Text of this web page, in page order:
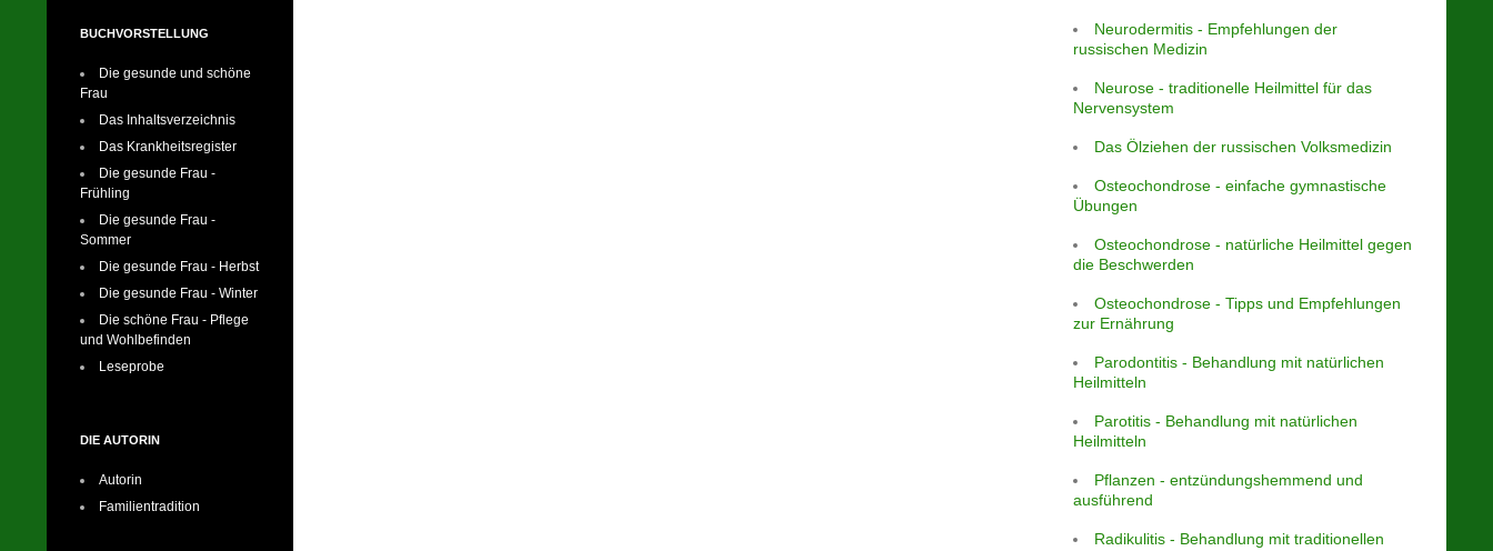
Neurodermitis - Empfehlungen der
russischen Medizin
Neurose - traditionelle Heilmittel für das
Nervensystem
Das Ölziehen der russischen Volksmedizin
Osteochondrose - einfache gymnastische
Übungen
Osteochondrose - natürliche Heilmittel gegen
die Beschwerden
Osteochondrose - Tipps und Empfehlungen
zur Ernährung
Parodontitis - Behandlung mit natürlichen
Heilmitteln
Parotitis - Behandlung mit natürlichen
Heilmitteln
Pflanzen - entzündungshemmend und
ausführend
Radikulitis - Behandlung mit traditionellen
BUCHVORSTELLUNG
Die gesunde und schöne
Frau
Das Inhaltsverzeichnis
Das Krankheitsregister
Die gesunde Frau -
Frühling
Die gesunde Frau -
Sommer
Die gesunde Frau - Herbst
Die gesunde Frau - Winter
Die schöne Frau - Pflege
und Wohlbefinden
Leseprobe
DIE AUTORIN
Autorin
Familientradition